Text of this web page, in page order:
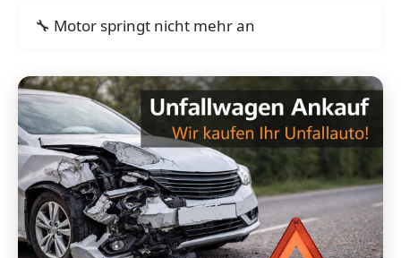
Motor springt nicht mehr an